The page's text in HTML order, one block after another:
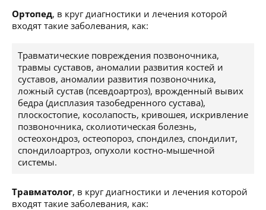
Ортопед, в круг диагностики и лечения которой
входят такие заболевания, как:
Травматические повреждения позвоночника,
травмы суставов, аномалии развития костей и
суставов, аномалии развития позвоночника,
ложный сустав (псевдоартроз), врожденный вывих
бедра (дисплазия тазобедренного сустава),
плоскостопие, косолапость, кривошея, искривление
позвоночника, сколиотическая болезнь,
остеохондроз, остеопороз, спондилез, спондилит,
спондилоартроз, опухоли костно-мышечной
системы.
Травматолог, в круг диагностики и лечения которой
входят такие заболевания, как: